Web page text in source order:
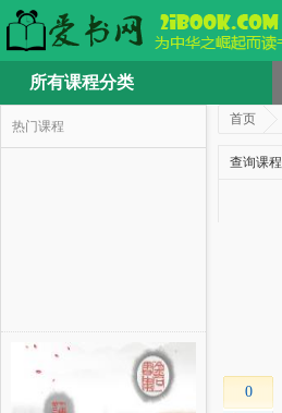
所有课程分类
热门课程 首页
查询课程
0